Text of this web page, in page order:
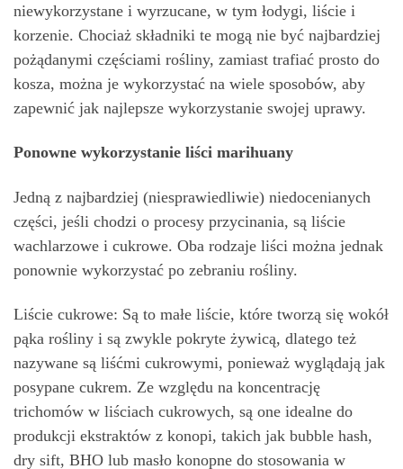
niewykorzystane i wyrzucane, w tym łodygi, liście i
korzenie. Chociaż składniki te mogą nie być najbardziej
pożądanymi częściami rośliny, zamiast trafiać prosto do
kosza, można je wykorzystać na wiele sposobów, aby
zapewnić jak najlepsze wykorzystanie swojej uprawy.
Ponowne wykorzystanie liści marihuany
Jedną z najbardziej (niesprawiedliwie) niedocenianych
części, jeśli chodzi o procesy przycinania, są liście
wachlarzowe i cukrowe. Oba rodzaje liści można jednak
ponownie wykorzystać po zebraniu rośliny.
Liście cukrowe: Są to małe liście, które tworzą się wokół
pąka rośliny i są zwykle pokryte żywicą, dlatego też
nazywane są liśćmi cukrowymi, ponieważ wyglądają jak
posypane cukrem. Ze względu na koncentrację
trichomów w liściach cukrowych, są one idealne do
produkcji ekstraktów z konopi, takich jak bubble hash,
dry sift, BHO lub masło konopne do stosowania w